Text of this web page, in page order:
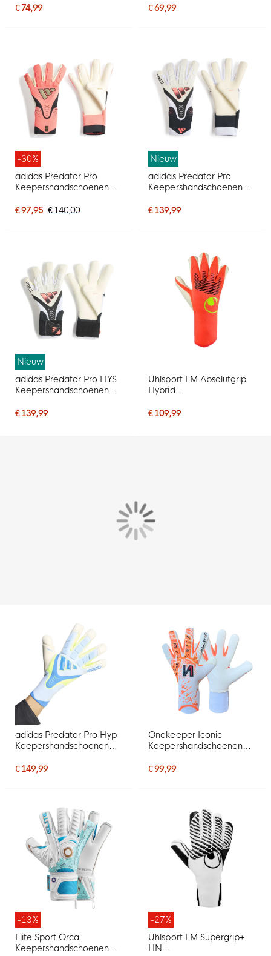
€ 74,99
€ 69,99
-30%
adidas Predator Pro
Keepershandschoenen
Goud
€ 97,95 € 140,00
Nieuw
adidas Predator Pro
Keepershandschoenen
€ 139,99
Nieuw
adidas Predator Pro HYS
Keepershandschoenen
€ 139,99
Uhlsport FM Absolutgrip
Hybrid
Felrood Zwart Felgeel
€ 109,99
adidas Predator Pro Hyp
Keepershandschoenen
Neongeel
€ 149,99
Onekeeper Iconic
Keepershandschoenen
€ 99,99
-13%
Elite Sport Orca
Keepershandschoenen
-27%
Uhlsport FM Supergrip+
HN